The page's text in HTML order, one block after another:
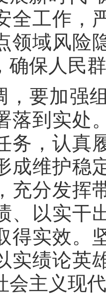
全工作，
领域风险
确保人民
，要加强
落到实处
务，认真
成维护稳
充分发挥
、以实干
得实效。
实绩论英
会主义现